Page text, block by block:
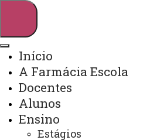
Webmail
Início
A Farmácia Escola
Docentes
Alunos
Ensino
Estágios